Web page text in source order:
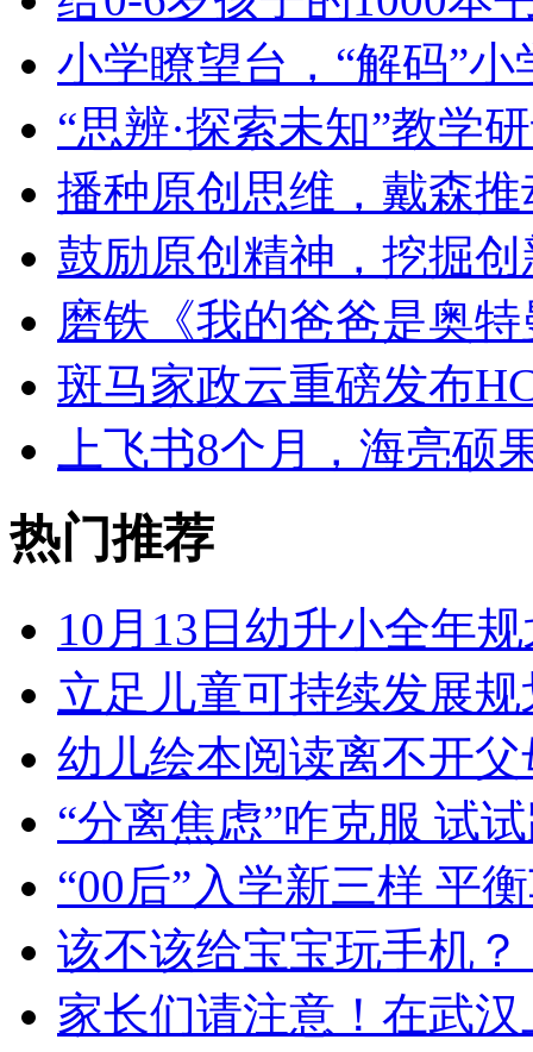
小学瞭望台，“解码”
“思辨·探索未知”教学
播种原创思维，戴森
鼓励原创精神，挖掘
磨铁《我的爸爸是奥
斑马家政云重磅发布
上飞书8个月，海亮硕
热门推荐
10月13日幼升小全年
立足儿童可持续发展
幼儿绘本阅读离不开
“分离焦虑”咋克服 试
“00后”入学新三样 平
该不该给宝宝玩手机
家长们请注意！在武